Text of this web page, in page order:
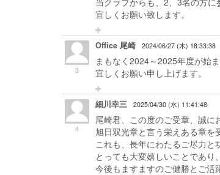
宜しくお願い致します。
3
Office 尾崎 2024/06/27 (木) 18:33:38
まもなく2024～2025年度が始
宜しくお願い申し上げます。
4
細川幸三 2025/04/30 (水) 11:41:48
尾崎君、この度のご受章、誠に
旭日双光章と言う栄えある章を
これも、長年にわたるご尽力
とっても大変嬉しいことであり
今後もますますのご健勝とご活